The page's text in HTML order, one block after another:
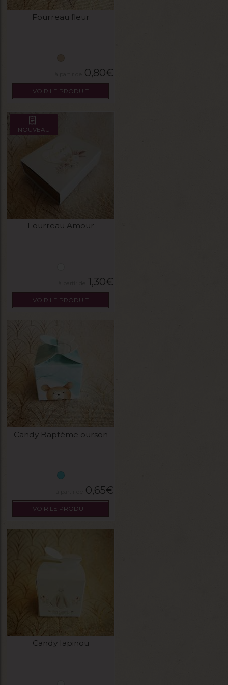
Fourreau fleur
0,80€
VOIR LE PRODUIT
NOUVEAU
Fourreau Amour
1,30€
VOIR LE PRODUIT
Candy Baptéme ourson
0,65€
VOIR LE PRODUIT
Candy lapinou